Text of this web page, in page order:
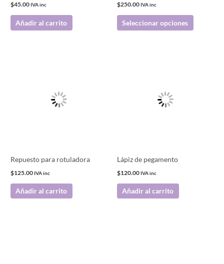
$45.00 IVA inc
Añadir al carrito
$250.00 IVA inc
Seleccionar opciones
la
Repuesto para rotuladora
$125.00 IVA inc
Añadir al carrito
Lápiz de pegamento
$120.00 IVA inc
Añadir al carrito